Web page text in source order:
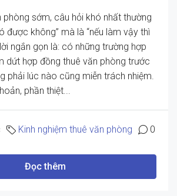
phòng sớm, câu hỏi khó nhất thường
được không” mà là “nếu làm vậy thì
ngắn gọn là: có những trường hợp
dứt hợp đồng thuê văn phòng trước
phải lúc nào cũng miễn trách nhiệm.
phần thiệt...
Kinh nghiệm thuê văn phòng 0
Đọc thêm